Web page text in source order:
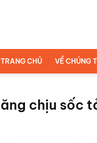
TRANG CHỦ VỀ CHÚNG
chịu sốc